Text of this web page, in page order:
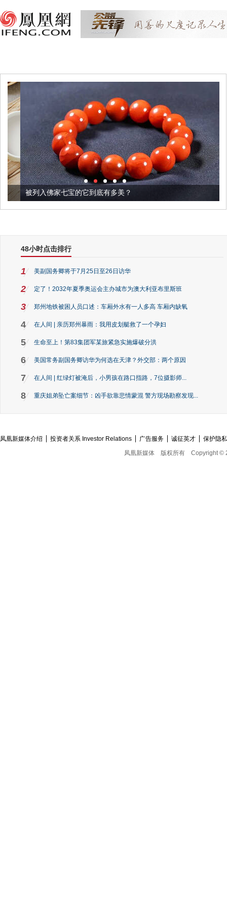
被列入佛家七宝的它到底有多美？
48小时点击排行
1 美副国务卿将于7月25日至26日访华
2 定了！2032年夏季奥运会主办城市为澳大利亚布里斯班
3 郑州地铁被困人员口述：车厢外水有一人多高 车厢内缺氧
4 在人间 | 亲历郑州暴雨：我用皮划艇救了一个孕妇
5 生命至上！第83集团军某旅紧急实施爆破分洪
6 美国常务副国务卿访华为何选在天津？外交部：两个原因
7 在人间 | 红绿灯被淹后，小男孩在路口指路，7位摄影师...
8 重庆姐弟坠亡案细节：凶手欲靠悲情蒙混 警方现场勘察发现...
凤凰新媒体介绍 投资者关系 Investor Relations 广告服务 诚征英才
保护隐
凤凰新媒体
版权所有 Copyright ©